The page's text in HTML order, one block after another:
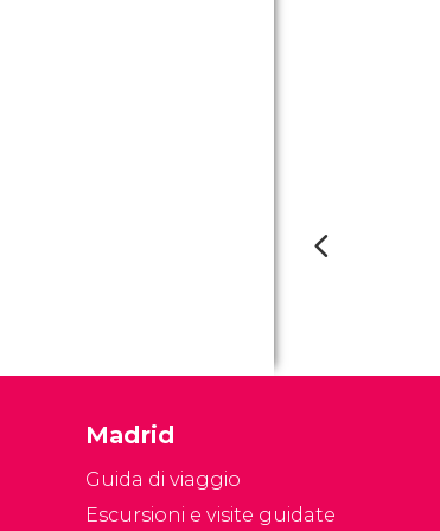
Madrid
Guida di viaggio
Escursioni e visite guidate